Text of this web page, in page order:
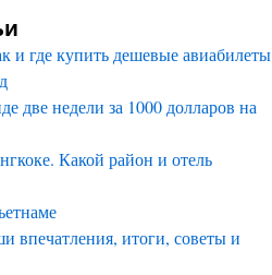
и где купить дешевые авиабилеты
две недели за 1000 долларов на
Какой район и отель
итоги, советы и